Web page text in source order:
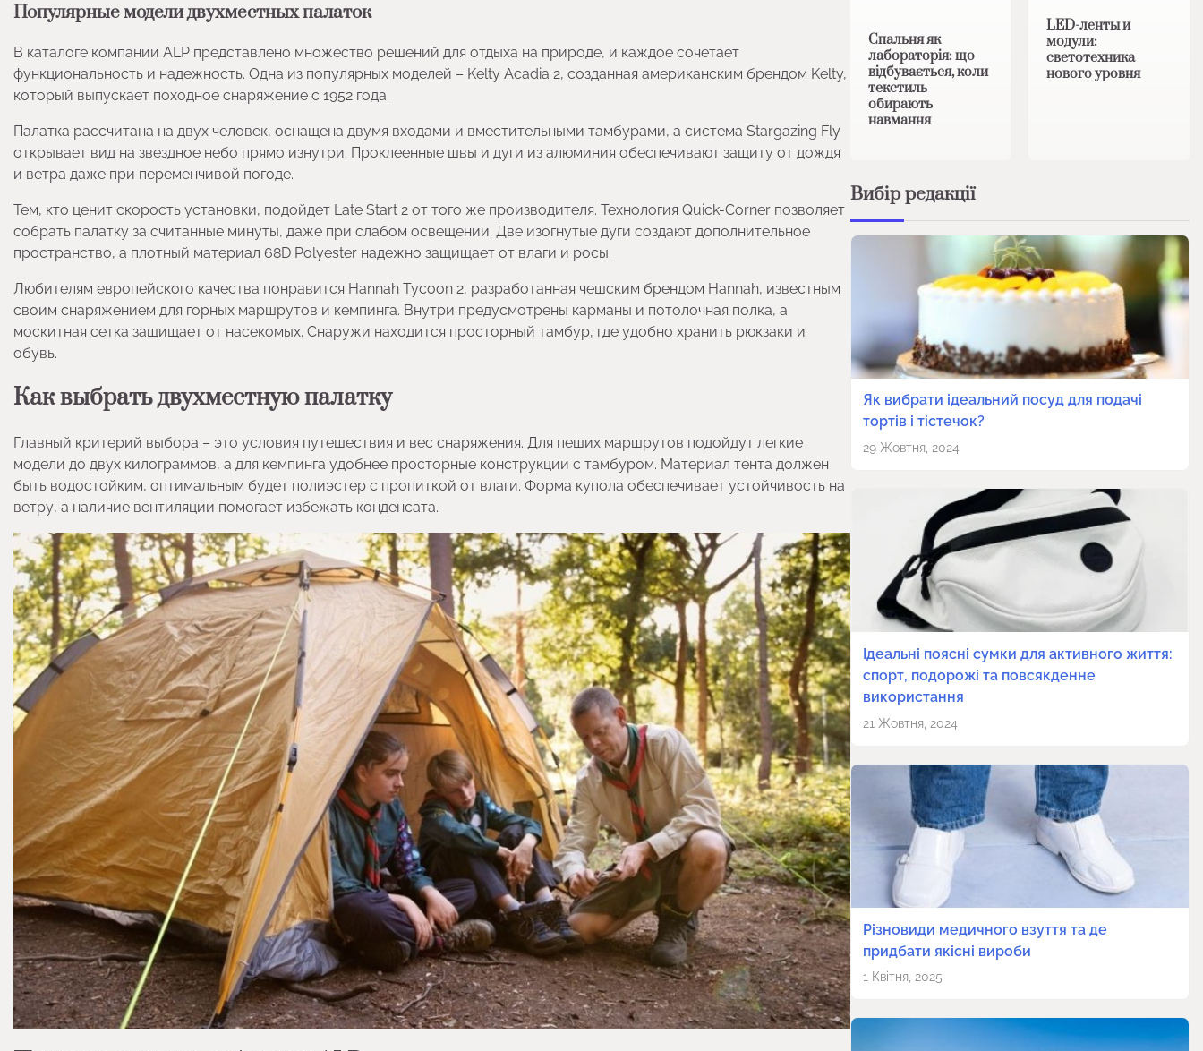
Популярные модели двухместных палаток
В каталоге компании ALP представлено множество решений для отдыха на природе, и каждое сочетает
функциональность и надежность. Одна из популярных моделей – Kelty Acadia 2, созданная американским брендом Kelty,
который выпускает походное снаряжение с 1952 года.
Палатка рассчитана на двух человек, оснащена двумя входами и вместительными тамбурами, а система Stargazing Fly
открывает вид на звездное небо прямо изнутри. Проклеенные швы и дуги из алюминия обеспечивают защиту от дождя
и ветра даже при переменчивой погоде.
Тем, кто ценит скорость установки, подойдет Late Start 2 от того же производителя. Технология Quick-Corner позволяет
собрать палатку за считанные минуты, даже при слабом освещении. Две изогнутые дуги создают дополнительное
пространство, а плотный материал 68D Polyester надежно защищает от влаги и росы.
Любителям европейского качества понравится Hannah Tycoon 2, разработанная чешским брендом Hannah, известным
своим снаряжением для горных маршрутов и кемпинга. Внутри предусмотрены карманы и потолочная полка, а
москитная сетка защищает от насекомых. Снаружи находится просторный тамбур, где удобно хранить рюкзаки и
обувь.
Как выбрать двухместную палатку
Главный критерий выбора – это условия путешествия и вес снаряжения. Для пеших маршрутов подойдут легкие
модели до двух килограммов, а для кемпинга удобнее просторные конструкции с тамбуром. Материал тента должен
быть водостойким, оптимальным будет полиэстер с пропиткой от влаги. Форма купола обеспечивает устойчивость на
ветру, а наличие вентиляции помогает избежать конденсата.
Спальня як
лабораторія: що
відбувається, коли
текстиль
обирають
навмання
LED-ленты и
модули:
светотехника
нового уровня
Вибір редакції
Як вибрати ідеальний посуд для подачі
тортів і тістечок?
29 Жовтня, 2024
Ідеальні поясні сумки для активного життя:
спорт, подорожі та повсякденне
використання
21 Жовтня, 2024
Різновиди медичного взуття та де
придбати якісні вироби
1 Квітня, 2025